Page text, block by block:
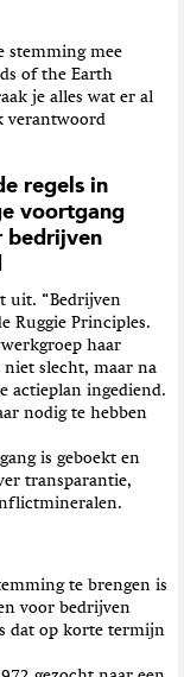
stemming mee
of the Earth
je alles wat er al
verantwoord
regels in
voortgang
bedrijven
uit. “Bedrijven
Ruggie Principles.
haar
slecht, maar na
actieplan ingediend.
nodig te hebben
is geboekt en
transparantie,
te brengen is
voor bedrijven
dat op korte termijn